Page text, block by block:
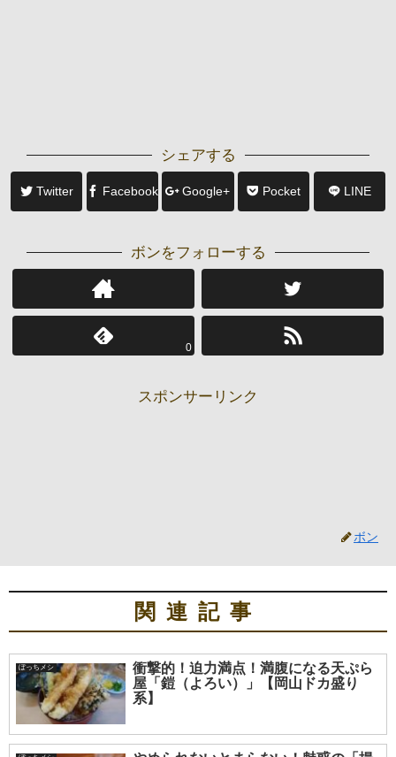
シェアする
Twitter Facebook Google+ Pocket LINE
ボンをフォローする
0
スポンサーリンク
ボン
関連記事
ぼっちメシ
衝撃的！迫力満点！満腹になる天ぷら
屋「鎧（よろい）」【岡山ドカ盛り
系】